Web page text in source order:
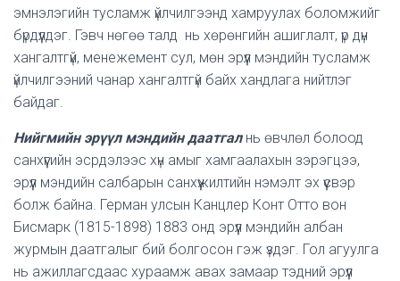
эмнэлэгийн тусламж үйлчилгээнд хамруулах боломжийг
бүрдүүлдэг. Гэвч нөгөө талд нь хөрөнгийн ашиглалт, үр дүн
хангалтгүй, менежемент сул, мөн эрүүл мэндийн тусламж
үйлчилгээний чанар хангалтгүй байх хандлага нийтлэг
байдаг.
Нийгмийн эрүүл мэндийн даатгалнь өвчлөл болоод
санхүүгийн эсрдэлээс хүн амыг хамгаалахын зэрэгцээ,
эрүүл мэндийн салбарын санхүүжилтийн нэмэлт эх үүсвэр
болж байна. Герман улсын Канцлер Конт Отто вон
Бисмарк (1815-1898) 1883 онд эрүүл мэндийн албан
журмын даатгалыг бий болгосон гэж үздэг. Гол агуулга
нь ажиллагсдаас хураамж авах замаар тэдний эрүүл